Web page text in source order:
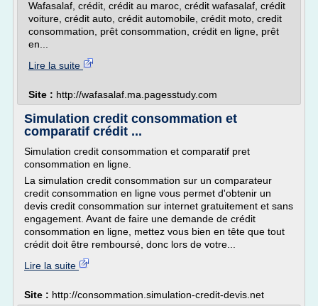
Wafasalaf, crédit, crédit au maroc, crédit wafasalaf, crédit
voiture, crédit auto, crédit automobile, crédit moto, credit
consommation, prêt consommation, crédit en ligne, prêt
en...
Lire la suite
Site : http://wafasalaf.ma.pagesstudy.com
Simulation credit consommation et
comparatif crédit ...
Simulation credit consommation et comparatif pret
consommation en ligne.
La simulation credit consommation sur un comparateur
credit consommation en ligne vous permet d'obtenir un
devis credit consommation sur internet gratuitement et sans
engagement. Avant de faire une demande de crédit
consommation en ligne, mettez vous bien en tête que tout
crédit doit être remboursé, donc lors de votre...
Lire la suite
Site : http://consommation.simulation-credit-devis.net